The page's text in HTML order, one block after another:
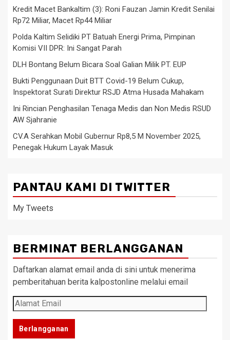
Kredit Macet Bankaltim (3): Roni Fauzan Jamin Kredit Senilai
Rp72 Miliar, Macet Rp44 Miliar
Polda Kaltim Selidiki PT Batuah Energi Prima, Pimpinan
Komisi VII DPR: Ini Sangat Parah
DLH Bontang Belum Bicara Soal Galian Milik PT. EUP
Bukti Penggunaan Duit BTT Covid-19 Belum Cukup,
Inspektorat Surati Direktur RSJD Atma Husada Mahakam
Ini Rincian Penghasilan Tenaga Medis dan Non Medis RSUD
AW Sjahranie
CV.A Serahkan Mobil Gubernur Rp8,5 M November 2025,
Penegak Hukum Layak Masuk
PANTAU KAMI DI TWITTER
My Tweets
BERMINAT BERLANGGANAN
Daftarkan alamat email anda di sini untuk menerima
pemberitahuan berita kalpostonline melalui email
Alamat
Email
Berlangganan